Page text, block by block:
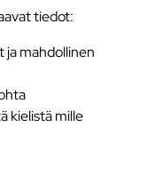
tiedot:
ja mahdollinen
kielistä mille